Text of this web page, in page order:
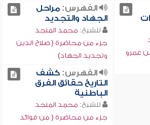
عمرو
الفهرس:مراحل
الجهاد والتجديد
للشيخ: محمد المنجد
جزء من محاضرة ( صلاح الدين
وتجديد الجهاد)
الفهرس:كشف
التاريخ حقائق الفرق
الباطنية
للشيخ: محمد المنجد
جزء من محاضرة ( من فوائد